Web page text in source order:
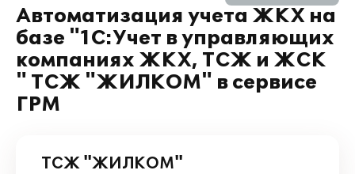
Автоматизация учета ЖКХ на
базе "1С:Учет в управляющих
компаниях ЖКХ, ТСЖ и ЖСК
" ТСЖ "ЖИЛКОМ" в сервисе
ГРМ
ТСЖ "ЖИЛКОМ"